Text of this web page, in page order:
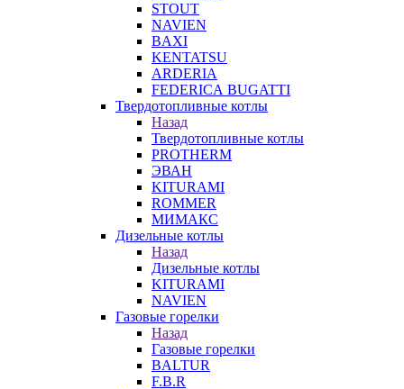
STOUT
NAVIEN
BAXI
KENTATSU
ARDERIA
FEDERICА BUGATTI
Твердотопливные котлы
Назад
Твердотопливные котлы
PROTHERM
ЭВАН
KITURAMI
ROMMER
МИМАКС
Дизельные котлы
Назад
Дизельные котлы
KITURAMI
NAVIEN
Газовые горелки
Назад
Газовые горелки
BALTUR
F.B.R